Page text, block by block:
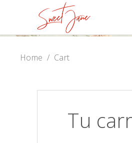
Home / Cart
Tu